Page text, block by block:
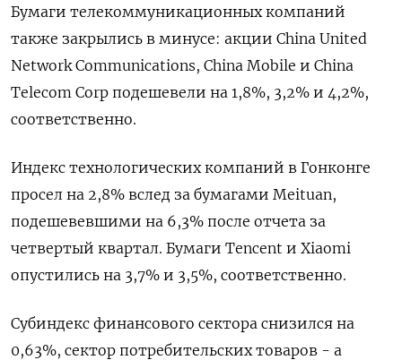
Бумаги телекоммуникационных компаний
также закрылись в минусе: акции China United
Network Communications, China Mobile и China
Telecom Corp подешевели на 1,8%, 3,2% и 4,2%,
соответственно.
Индекс технологических компаний в Гонконге
просел на 2,8% вслед за бумагами Meituan,
подешевевшими на 6,3% после отчета за
четвертый квартал. Бумаги Tencent и Xiaomi
опустились на 3,7% и 3,5%, соответственно.
Субиндекс финансового сектора снизился на
0,63%, сектор потребительских товаров - а